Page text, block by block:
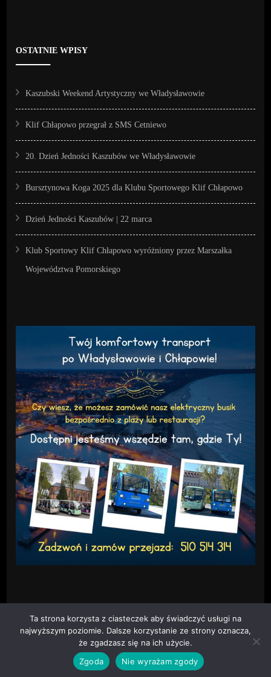
OSTATNIE WPISY
Kaszubski Weekend Artystyczny we Władysławowie
Klif Chłapowo przegrał z SMS Cetniewo
20. Dzień Jedności Kaszubów we Władysławowie
Bursztynowa Koga 2025 dla Klubu Sportowego Klif Chłapowo
Dzień Jedności Kaszubów | 22 marca
Klub Sportowy Klif Chłapowo wyróżniony przez Marszałka
Województwa Pomorskiego
Cztery Strony Kaszub Fashion Diva | Stworzony przez
.Napędzane przezWordPress. Polityka prywatności
Ta strona korzysta z ciasteczek aby świadczyć usługi na
najwyższym poziomie. Dalsze korzystanie ze strony oznacza,
że zgadzasz się na ich użycie.
Zgoda
Nie wyrażam zgody